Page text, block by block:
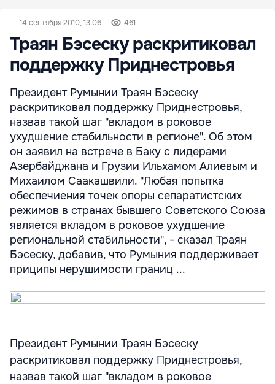
14 сентября 2010, 13:06 461
Траян Бэсеску раскритиковал
поддержку Приднестровья
Президент Румынии Траян Бэсеску
раскритиковал поддержку Приднестровья,
назвав такой шаг "вкладом в роковое
ухудшение стабильности в регионе". Об этом
он заявил на встрече в Баку с лидерами
Азербайджана и Грузии Ильхамом Алиевым и
Михаилом Саакашвили. "Любая попытка
обеспечиения точек опоры сепаратистских
режимов в странах бывшего Советского Союза
является вкладом в роковое ухудшение
региональной стабильности", - сказал Траян
Бэсеску, добавив, что Румыния поддерживает
приципы нерушимости границ ...
Президент Румынии Траян Бэсеску
раскритиковал поддержку Приднестровья,
назвав такой шаг "вкладом в роковое